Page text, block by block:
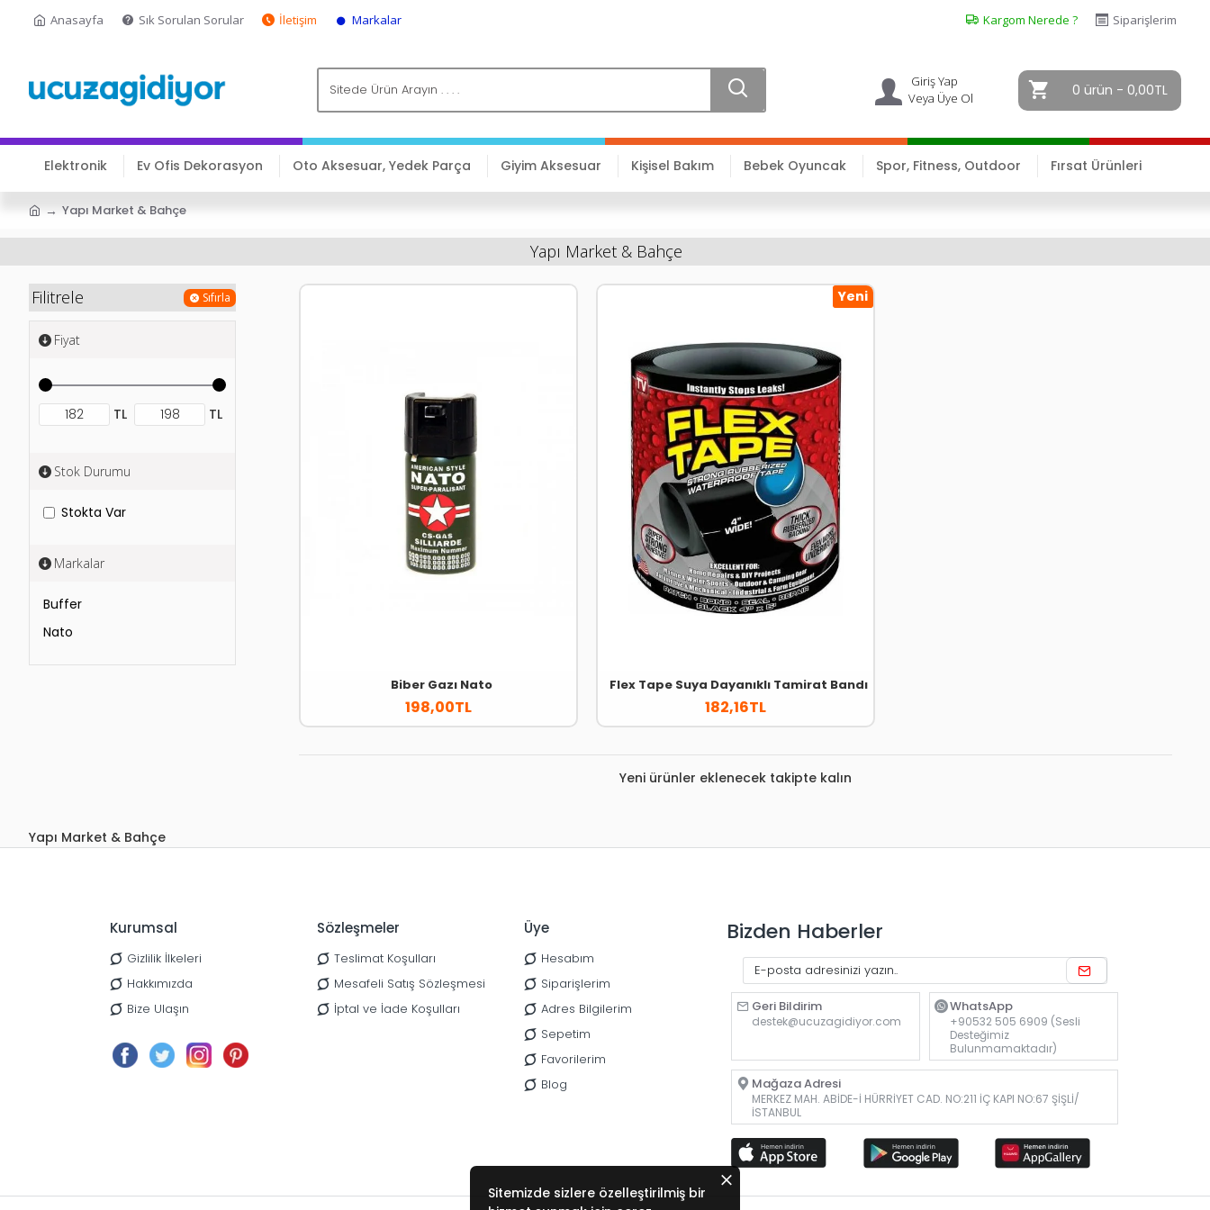
Anasayfa Sık Sorulan Sorular İletişim Markalar Kargom Nerede ? Siparişlerim
Giriş Yap
Veya Üye Ol
0 ürün - 0,00TL
Elektronik Ev Ofis Dekorasyon Oto Aksesuar, Yedek Parça Giyim Aksesuar Kişisel Bakım Bebek Oyuncak Spor, Fitness, Outdoor Fırsat Ürünleri
Yapı Market & Bahçe
Yapı Market & Bahçe
Filitrele Sıfırla
Fiyat
TL TL
Markalar
Buffer
Nato
Stok Durumu
Stokta Var
Biber Gazı Nato
198,00TL
Yeni
Flex Tape Suya Dayanıklı Tamirat Bandı
182,16TL
Yeni ürünler eklenecek takipte kalın
Yapı Market & Bahçe
Kurumsal
Gizlilik İlkeleri
Hakkımızda
Bize Ulaşın
Sözleşmeler
Teslimat Koşulları
Mesafeli Satış Sözleşmesi
İptal ve İade Koşulları
Üye
Hesabım
Siparişlerim
Adres Bilgilerim
Sepetim
Favorilerim
Blog
Bizden Haberler
Geri Bildirim
destek@ucuzagidiyor.com
WhatsApp
+90532 505 6909 (Sesli
Desteğimiz
Bulunmamaktadır)
Mağaza Adresi
MERKEZ MAH. ABİDE-İ HÜRRİYET CAD. NO:211 İÇ KAPI NO:67 ŞİŞLİ/
İSTANBUL
Sitemizde sizlere özelleştirilmiş bir